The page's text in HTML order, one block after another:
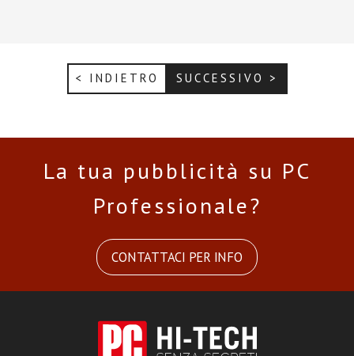
< INDIETRO SUCCESSIVO >
La tua pubblicità su PC
Professionale?
CONTATTACI PER INFO